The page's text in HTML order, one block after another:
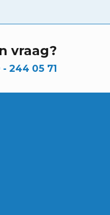
vraag?
- 244 05 71